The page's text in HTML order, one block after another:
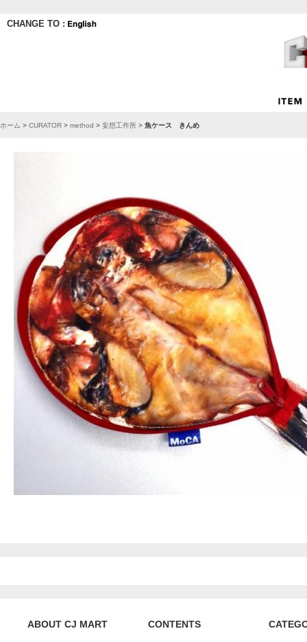
CHANGE TO :
ホーム > CURATOR > method > 妄想工作所 > 魚ケース きんめ
ABOUT CJ MART CONTENTS